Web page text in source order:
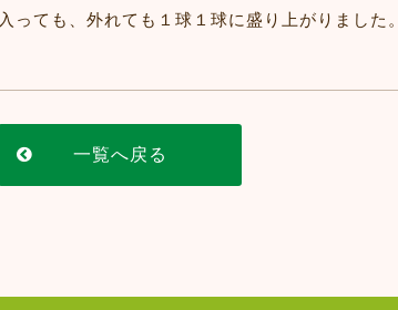
入っても、外れても１球１球に盛り上がりました。
一覧へ戻る